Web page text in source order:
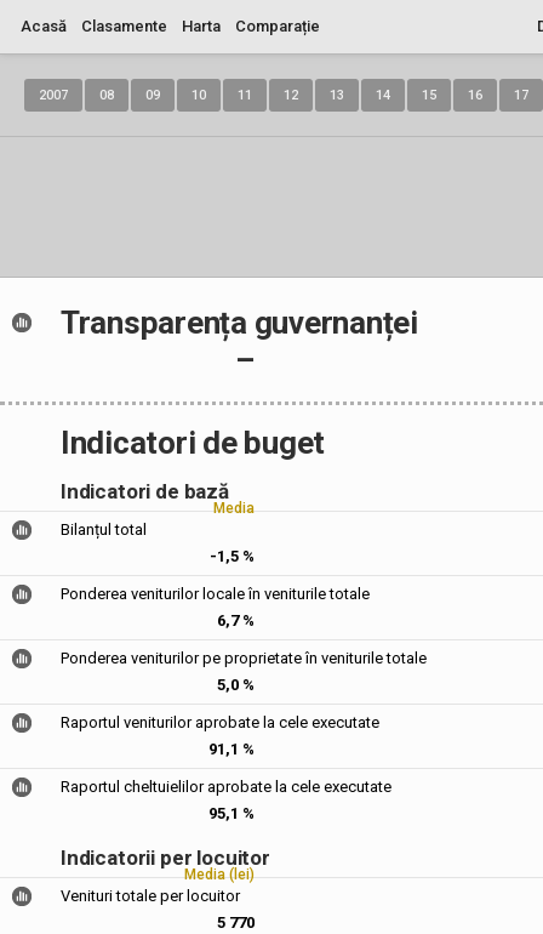
Acasă Clasamente Harta Comparație
2007 08 09 10 11 12 13 14 15 16 17
Transparența guvernanței
–
Indicatori de buget
Indicatori de bază
Media
Bilanțul total
-1,5 %
Ponderea veniturilor locale în veniturile totale
6,7 %
Ponderea veniturilor pe proprietate în veniturile totale
5,0 %
Raportul veniturilor aprobate la cele executate
91,1 %
Raportul cheltuielilor aprobate la cele executate
95,1 %
Indicatorii per locuitor
Media (lei)
Venituri totale per locuitor
5 770